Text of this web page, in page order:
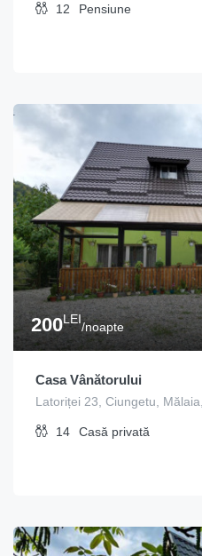
12 Pensiune
200LEI
/noapte
Casa Vânătorului
Latoriței 23, Ciungetu,
14 Casă privată